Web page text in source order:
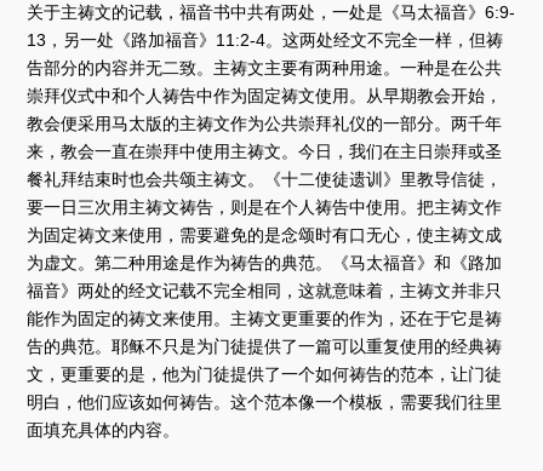
关于主祷文的记载，福音书中共有两处，一处是《马太福音》6:9-
13，另一处《路加福音》11:2-4。这两处经文不完全一样，但祷
告部分的内容并无二致。主祷文主要有两种用途。一种是在公共
崇拜仪式中和个人祷告中作为固定祷文使用。从早期教会开始，
教会便采用马太版的主祷文作为公共崇拜礼仪的一部分。两千年
来，教会一直在崇拜中使用主祷文。今日，我们在主日崇拜或圣
餐礼拜结束时也会共颂主祷文。《十二使徒遗训》里教导信徒，
要一日三次用主祷文祷告，则是在个人祷告中使用。把主祷文作
为固定祷文来使用，需要避免的是念颂时有口无心，使主祷文成
为虚文。第二种用途是作为祷告的典范。《马太福音》和《路加
福音》两处的经文记载不完全相同，这就意味着，主祷文并非只
能作为固定的祷文来使用。主祷文更重要的作为，还在于它是祷
告的典范。耶稣不只是为门徒提供了一篇可以重复使用的经典祷
文，更重要的是，他为门徒提供了一个如何祷告的范本，让门徒
明白，他们应该如何祷告。这个范本像一个模板，需要我们往里
面填充具体的内容。